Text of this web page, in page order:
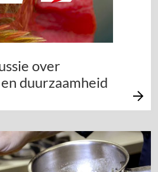
over
duurzaamheid